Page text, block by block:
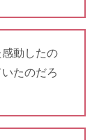
動したの
たのだろ